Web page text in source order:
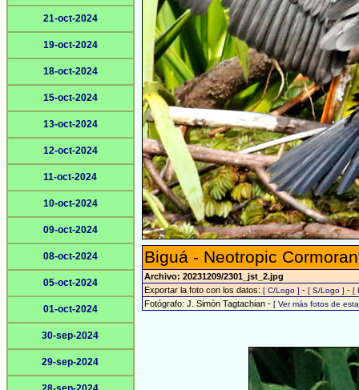
21-oct-2024
19-oct-2024
18-oct-2024
15-oct-2024
13-oct-2024
12-oct-2024
11-oct-2024
10-oct-2024
09-oct-2024
08-oct-2024
05-oct-2024
01-oct-2024
30-sep-2024
29-sep-2024
Biguá - Neotropic
Archivo: 20231209/2301_jst_2.jpg
Exportar la foto con los datos: [ C/Logo ] - [ S/Logo ] - [
Fotógrafo: J. Simón Tagtachian - [ Ver más fotos de